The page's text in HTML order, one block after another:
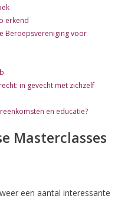
erkend
Beroepsvereniging voor
in gevecht met zichzelf
en educatie?
Masterclasses
een aantal interessante